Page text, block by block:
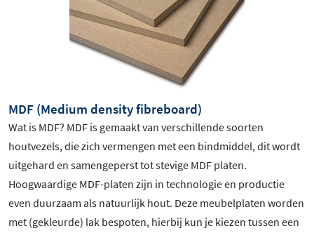
MDF (Medium density fibreboard)
Wat is MDF? MDF is gemaakt van verschillende soorten
houtvezels, die zich vermengen met een bindmiddel, dit wordt
uitgehard en samengeperst tot stevige MDF platen.
Hoogwaardige MDF-platen zijn in technologie en productie
even duurzaam als natuurlijk hout. Deze meubelplaten worden
met (gekleurde) lak bespoten, hierbij kun je kiezen tussen een